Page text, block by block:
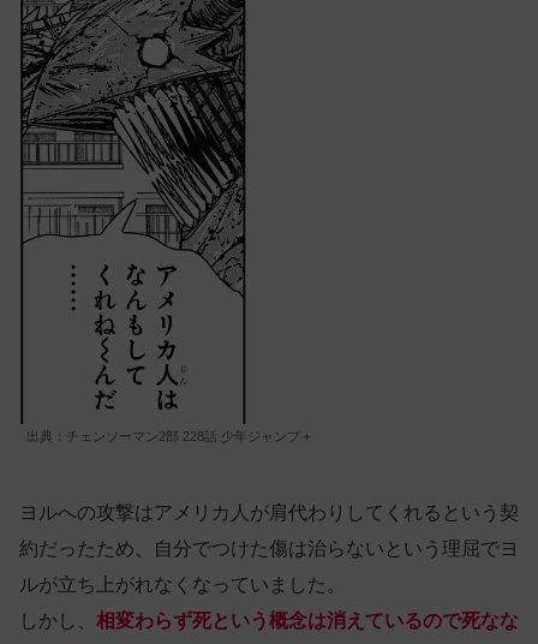
出典：チェンソーマン2部 228話 少年ジャンプ＋
ヨルへの攻撃はアメリカ人が肩代わりしてくれるという契
約だったため、自分でつけた傷は治らないという理屈でヨ
ルが立ち上がれなくなっていました。
しかし、 相変わらず死という概念は消えているので死なな